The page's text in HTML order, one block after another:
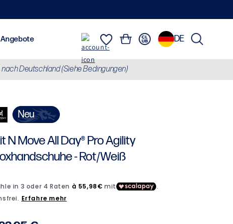
Marken Angebote
Einloggen Warenkorb DE
nach Deutschland (Siehe Bedingungen)
neu
N Move All Day® Pro Agility
- Rot/Weiß